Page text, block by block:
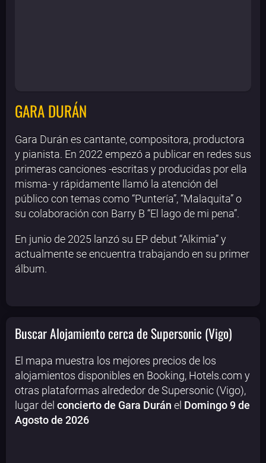
GARA DURÁN
Gara Durán es cantante, compositora, productora
y pianista. En 2022 empezó a publicar en redes sus
primeras canciones -escritas y producidas por ella
misma- y rápidamente llamó la atención del
público con temas como “Puntería”, “Malaquita” o
su colaboración con Barry B “El lago de mi pena”.
En junio de 2025 lanzó su EP debut “Alkimia” y
actualmente se encuentra trabajando en su primer
álbum.
Buscar Alojamiento cerca de Supersonic (Vigo)
El mapa muestra los mejores precios de los
alojamientos disponibles en Booking, Hotels.com y
otras plataformas alrededor de Supersonic (Vigo),
lugar del concierto de Gara Durán el Domingo 9 de
Agosto de 2026